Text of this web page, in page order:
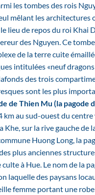
les tombes des rois
mêlant les architectures
le lieu de repos du roi Khai
des Nguyen. Ce
de la terre cuite
intitulées «neuf
des trois
sont les plus
de Thien Mu (la pagode
km au sud-ouest du
Khe, sur la rive gauche de
Huong Long, la
plus anciennes
à Hue. Le nom de la
laquelle des paysans
femme portant une